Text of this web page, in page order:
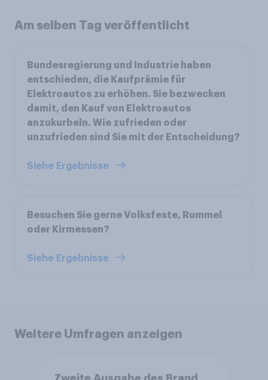
Am selben Tag veröffentlicht
Bundesregierung und Industrie haben
entschieden, die Kaufprämie für
Elektroautos zu erhöhen. Sie bezwecken
damit, den Kauf von Elektroautos
anzukurbeln. Wie zufrieden oder
unzufrieden sind Sie mit der Entscheidung?
Siehe Ergebnisse
Besuchen Sie gerne Volksfeste, Rummel
oder Kirmessen?
Siehe Ergebnisse
Weitere Umfragen anzeigen